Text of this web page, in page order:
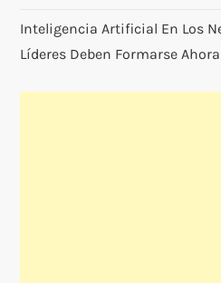
Inteligencia Artificial En Los
Líderes Deben Formarse Ahora